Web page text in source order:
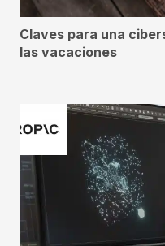
Claves para una
las vacaciones